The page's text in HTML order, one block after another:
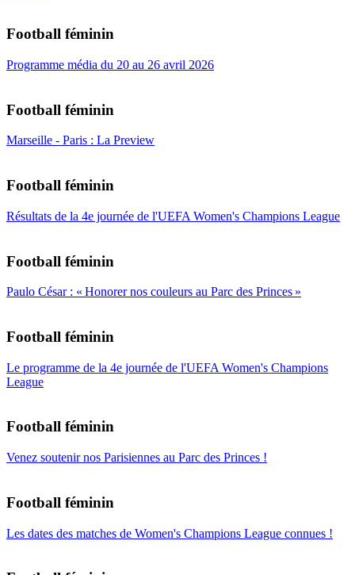
Football féminin
Programme média du 20 au 26 avril 2026
Football féminin
Marseille - Paris : La Preview
Football féminin
Résultats de la 4e journée de l'UEFA Women's Champions League
Football féminin
Paulo César : « Honorer nos couleurs au Parc des Princes »
Football féminin
Le programme de la 4e journée de l'UEFA Women's Champions
League
Football féminin
Venez soutenir nos Parisiennes au Parc des Princes !
Football féminin
Les dates des matches de Women's Champions League connues !